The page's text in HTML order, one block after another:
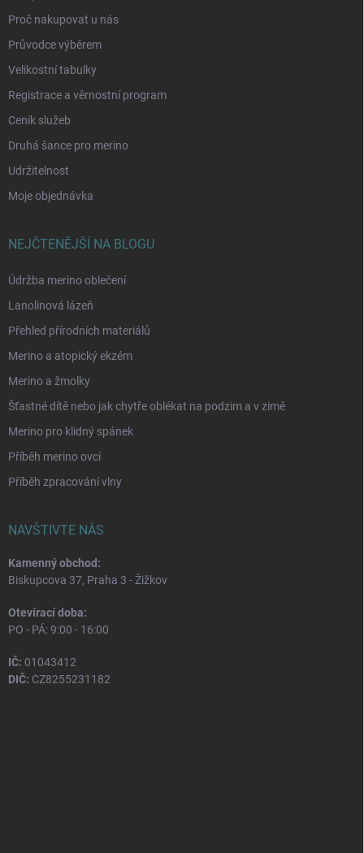
Proč nakupovat u nás
Průvodce výběrem
Velikostní tabulky
Registrace a věrnostní program
Ceník služeb
Druhá šance pro merino
Udržitelnost
Moje objednávka
NEJČTENĚJŠÍ NA BLOGU
Údržba merino oblečení
Lanolinová lázeň
Přehled přírodních materiálů
Merino a atopický ekzém
Merino a žmolky
Šťastné dítě nebo jak chytře oblékat na podzim a v zimě
Merino pro klidný spánek
Příběh merino ovcí
Příběh zpracování vlny
NAVŠTIVTE NÁS
Kamenný obchod:
Biskupcova 37, Praha 3 - Žižkov
Otevírací doba:
PO - PÁ: 9:00 - 16:00
IČ: 01043412
DIČ: CZ8255231182